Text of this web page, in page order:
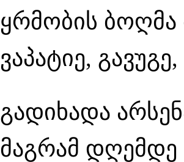
ყრმობის
ვაპატიე,
გადიხადა
მაგრამ დღემდე